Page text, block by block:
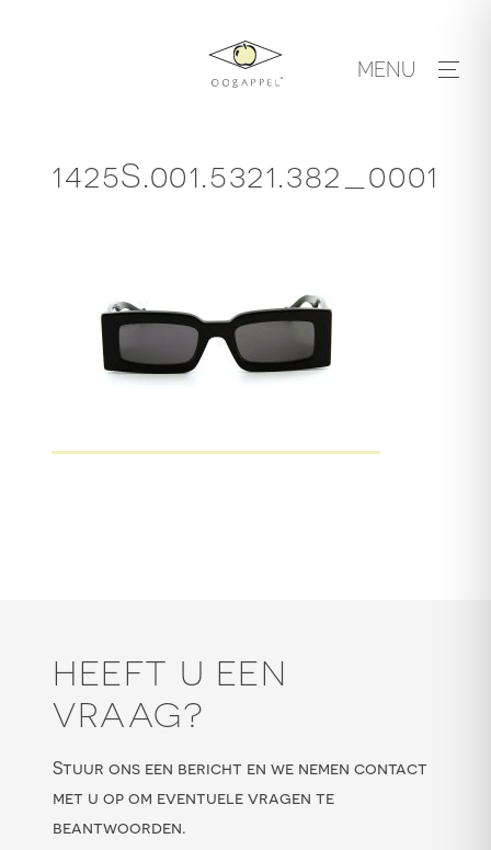
MENU
1425S.001.5321.382_0001
HEEFT U EEN
VRAAG?
Stuur ons een bericht en we nemen contact
met u op om eventuele vragen te
beantwoorden.